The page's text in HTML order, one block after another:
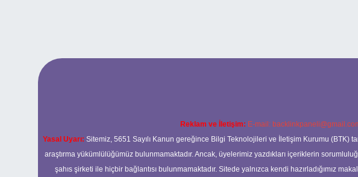
Reklam ve İletişim: E-mail:
Yasal Uyarı: Sitemiz, 5651 Sayılı Kanun gereğince Bilgi Teknolojileri ve İletişim Kurumu (BTK)
araştırma yükümlülüğümüz bulunmamaktadır. Ancak, üyelerimiz yazdıkları içeriklerin
şahıs şirketi ile hiçbir bağlantısı bulunmamaktadır. Sitede yalnızca kendi hazırladığımız